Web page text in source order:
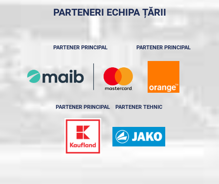
PARTENERI ECHIPA ȚĂRII
PARTENER PRINCIPAL PARTENER PRINCIPAL
PARTENER PRINCIPAL PARTENER TEHNIC